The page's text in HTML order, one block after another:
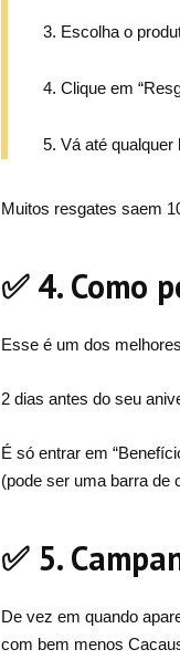
Escolha o
Clique em
Vá até qualquer
Muitos resgates saem
✅ 4. Como
Esse é um dos
2 dias antes do seu
É só entrar em
(pode ser uma barra de
✅ 5.
De vez em quando
com bem menos